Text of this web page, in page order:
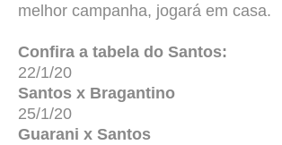
melhor campanha, jogará em casa.
Confira a tabela do Santos:
22/1/20
Santos x Bragantino
25/1/20
Guarani x Santos